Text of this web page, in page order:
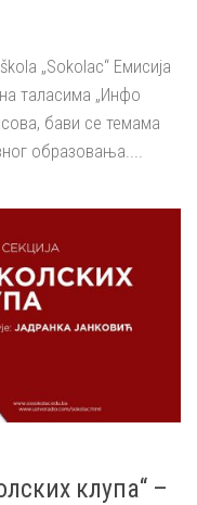
„Sokolac“ Емисија
на таласима „Инфо
бави се темама
образовања....
клупа“ –